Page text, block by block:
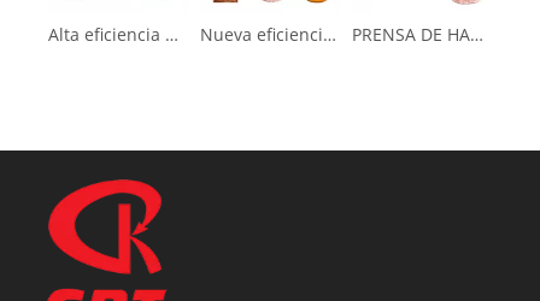
Alta eficiencia Nueva prensa de hamburguesas para hacer pastel de carne (GRT-HR-110L) Nueva eficiencia nueva prensa de hamburguesas para hacer pastel de carne (GRT-HR-130L) PRENSA DE HAMBURRERA (GRT-HF100) Fabricante de empanadas de carne